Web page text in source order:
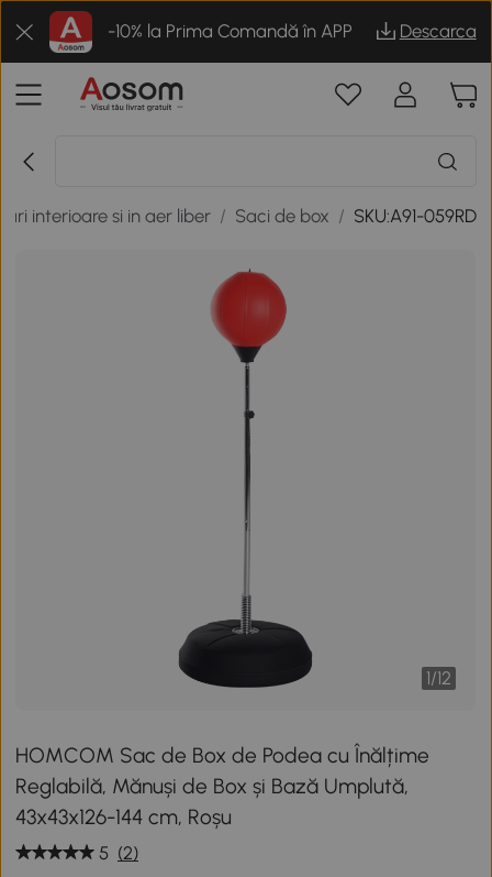
-10% la Prima Comandă în APP Descarca
interioare si in aer liber / Saci de box / SKU:A91-059RD
1/12
HOMCOM Sac de Box de Podea cu Înălțime
Reglabilă, Mănuși de Box și Bază Umplută,
43x43x126-144 cm, Roșu
5 (2)